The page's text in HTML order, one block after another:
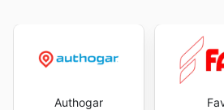
Authogar